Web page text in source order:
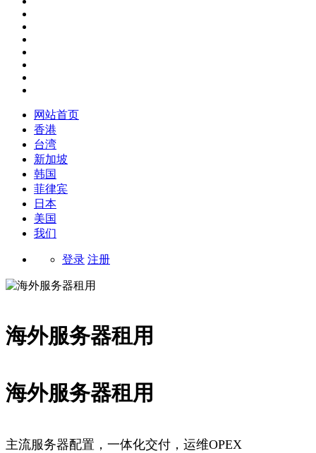
网站首页
香港
台湾
新加坡
韩国
菲律宾
日本
美国
我们
登录 注册
海外服务器租用
海外服务器租用
主流服务器配置，一体化交付，运维OPEX